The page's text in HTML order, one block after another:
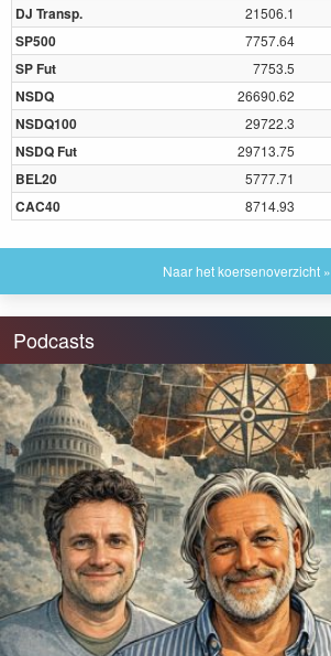
DJ Transp.
21506.1
SP500
7757.64
SP Fut
7753.5
NSDQ
26690.62
NSDQ100
29722.3
NSDQ Fut
29713.75
BEL20
5777.71
CAC40
8714.93
Naar het koersenoverzicht »
Podcasts